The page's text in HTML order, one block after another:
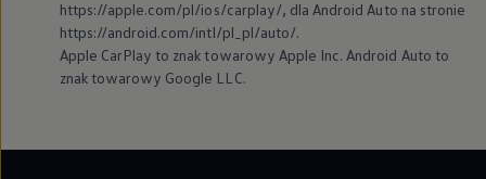
https://apple.com/pl/ios/carplay/, dla Android Auto na stronie
https://android.com/intl/pl_pl/auto/.
Apple CarPlay to znak towarowy Apple Inc. Android Auto to
znak towarowy Google LLC.